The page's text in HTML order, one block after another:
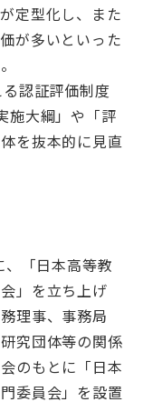
定型化し、また
が多いといった
認証評価制度
施大綱」や「評
を抜本的に見直
「日本高等教
」を立ち上げ
理事、事務局
究団体等の関係
のもとに「日本
委員会」を設置